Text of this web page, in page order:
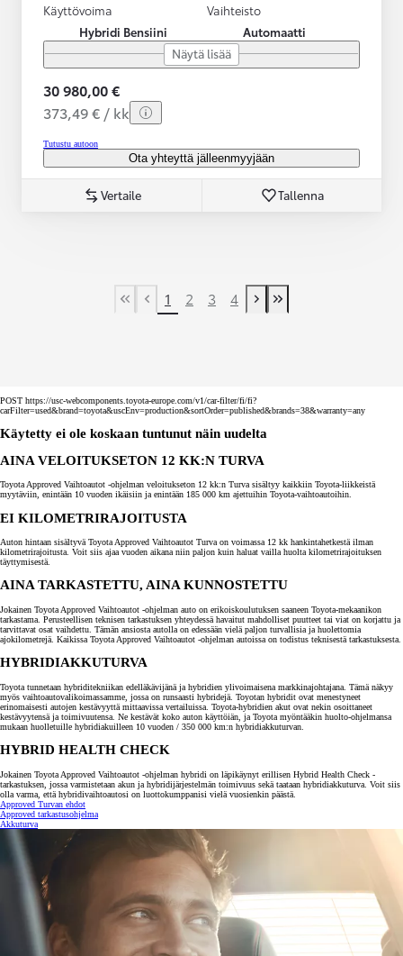
Käyttövoima
Hybridi Bensiini
Vaihteisto
Automaatti
Näytä lisää
30 980,00 €
373,49 € / kk
Tutustu autoon
Ota yhteyttä jälleenmyyjään
Vertaile Tallenna
First Page
Previous page
1 2 3 4
Next page
Last Page
POST https://usc-webcomponents.toyota-europe.com/v1/car-filter/fi/fi?
carFilter=used&brand=toyota&uscEnv=production&sortOrder=published&brands=38&warranty=any
Käytetty ei ole koskaan tuntunut näin uudelta
AINA VELOITUKSETON 12 KK:N TURVA
Toyota Approved Vaihtoautot -ohjelman veloitukseton 12 kk:n Turva sisältyy kaikkiin Toyota-liikkeistä
myytäviin, enintään 10 vuoden ikäisiin ja enintään 185 000 km ajettuihin Toyota-vaihtoautoihin.
EI KILOMETRIRAJOITUSTA
Auton hintaan sisältyvä Toyota Approved Vaihtoautot Turva on voimassa 12 kk hankintahetkestä ilman
kilometrirajoitusta. Voit siis ajaa vuoden aikana niin paljon kuin haluat vailla huolta kilometrirajoituksen
täyttymisestä.
AINA TARKASTETTU, AINA KUNNOSTETTU
Jokainen Toyota Approved Vaihtoautot -ohjelman auto on erikoiskoulutuksen saaneen Toyota-mekaanikon
tarkastama. Perusteellisen teknisen tarkastuksen yhteydessä havaitut mahdolliset puutteet tai viat on korjattu ja
tarvittavat osat vaihdettu. Tämän ansiosta autolla on edessään vielä paljon turvallisia ja huolettomia
ajokilometrejä. Kaikissa Toyota Approved Vaihtoautot -ohjelman autoissa on todistus teknisestä tarkastuksesta.
HYBRIDIAKKUTURVA
Toyota tunnetaan hybriditekniikan edelläkävijänä ja hybridien ylivoimaisena markkinajohtajana. Tämä näkyy
myös vaihtoautovalikoimassamme, jossa on runsaasti hybridejä. Toyotan hybridit ovat menestyneet
erinomaisesti autojen kestävyyttä mittaavissa vertailuissa. Toyota-hybridien akut ovat nekin osoittaneet
kestävyytensä ja toimivuutensa. Ne kestävät koko auton käyttöiän, ja Toyota myöntääkin huolto-ohjelmansa
mukaan huolletuille hybridiakuilleen 10 vuoden / 350 000 km:n hybridiakkuturvan.
HYBRID HEALTH CHECK
Jokainen Toyota Approved Vaihtoautot -ohjelman hybridi on läpikäynyt erillisen Hybrid Health Check -
tarkastuksen, jossa varmistetaan akun ja hybridijärjestelmän toimivuus sekä taataan hybridiakkuturva. Voit siis
olla varma, että hybridivaihtoautosi on luottokumppanisi vielä vuosienkin päästä.
Approved Turvan ehdot
Approved tarkastusohjelma
Akkuturva